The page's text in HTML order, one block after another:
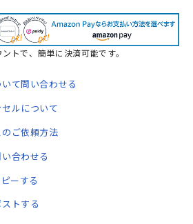
トで、簡単に決済可能です。
て問い合わせる
ルについて
ご依頼方法
合わせる
ーする
トする